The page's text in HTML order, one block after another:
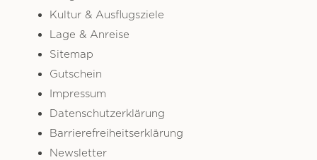
Kultur & Ausflugsziele
Lage & Anreise
Sitemap
Gutschein
Impressum
Datenschutzerklärung
Barrierefreiheitserklärung
Newsletter